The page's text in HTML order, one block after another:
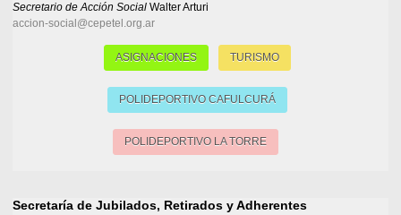
Secretario de Acción Social Walter Arturi
accion-social@cepetel.org.ar
ASIGNACIONES TURISMO
POLIDEPORTIVO CAFULCURÁ
POLIDEPORTIVO LA TORRE
Secretaría de Jubilados, Retirados y Adherentes